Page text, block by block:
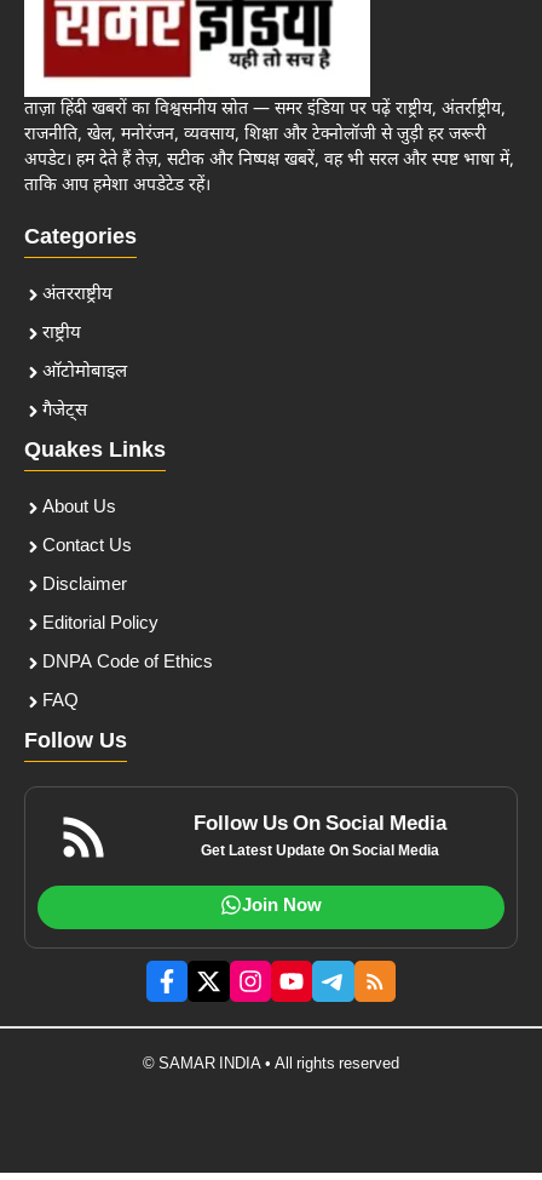
ताज़ा हिंदी खबरों का विश्वसनीय स्रोत — समर इंडिया पर पढ़ें राष्ट्रीय, अंतर्राष्ट्रीय,
राजनीति, खेल, मनोरंजन, व्यवसाय, शिक्षा और टेक्नोलॉजी से जुड़ी हर जरूरी
अपडेट। हम देते हैं तेज़, सटीक और निष्पक्ष खबरें, वह भी सरल और स्पष्ट भाषा में,
ताकि आप हमेशा अपडेटेड रहें।
Categories
अंतरराष्ट्रीय
राष्ट्रीय
ऑटोमोबाइल
गैजेट्स
Quakes Links
About Us
Contact Us
Disclaimer
Editorial Policy
DNPA Code of Ethics
FAQ
Follow Us
Follow Us On Social Media
Get Latest Update On Social Media
Join Now
© SAMAR INDIA • All rights reserved